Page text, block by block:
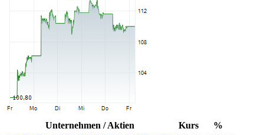
Unternehmen / Aktien Kurs
%